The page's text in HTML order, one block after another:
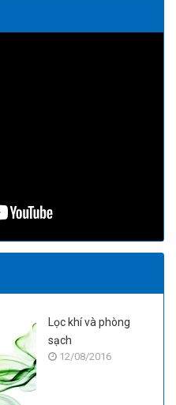
Lọc khí và phòng
sạch
12/08/2016